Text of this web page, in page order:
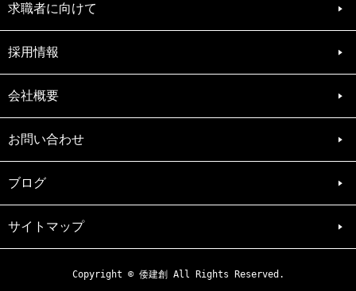
求職者に向けて
採用情報
会社概要
お問い合わせ
ブログ
サイトマップ
Copyright © 倭建創 All Rights Reserved.